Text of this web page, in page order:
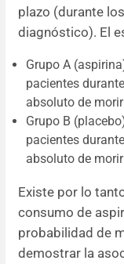
plazo (durante
diagnóstico). El
Grupo A
pacientes
absoluto de
Grupo B
pacientes
absoluto de
Existe por lo
consumo de
probabilidad de
demostrar la